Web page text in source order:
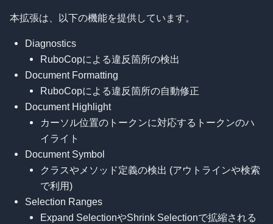
本拡張は、以下の機能を提供しています。
Diagnostics
RuboCopによる違反箇所の検出
Document Formatting
RuboCopによる違反箇所の自動修正
Document Highlight
カーソル位置のトークンに対応するトークンのハ
イライト
Document Symbol
クラスやメソッド定義の検出 (アウトラインや検索
で利用)
Selection Ranges
Expand SelectionやShrink Selectionで拡縮される